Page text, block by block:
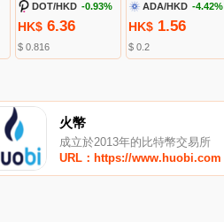
DOT/HKD -0.93%
HK$6.36
$ 0.816
ADA/HKD -4.42%
HK$1.56
$ 0.2
火幣
成立於2013年的比特幣交易所
URL：https://www.huobi.com